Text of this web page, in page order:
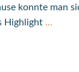
konnte man
Highlight …